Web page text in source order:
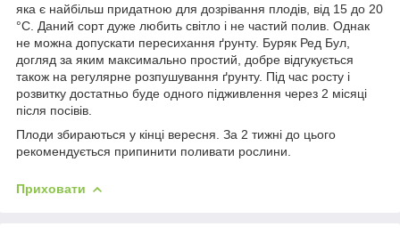
яка є найбільш придатною для дозрівання плодів, від 15 до 20
°С. Даний сорт дуже любить світло і не частий полив. Однак
не можна допускати пересихання ґрунту. Буряк Ред Бул,
догляд за яким максимально простий, добре відгукується
також на регулярне розпушування ґрунту. Під час росту і
розвитку достатньо буде одного підживлення через 2 місяці
після посівів.
Плоди збираються у кінці вересня. За 2 тижні до цього
рекомендується припинити поливати рослини.
Приховати